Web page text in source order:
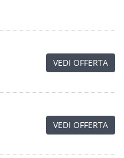
VEDI OFFERTA
VEDI OFFERTA